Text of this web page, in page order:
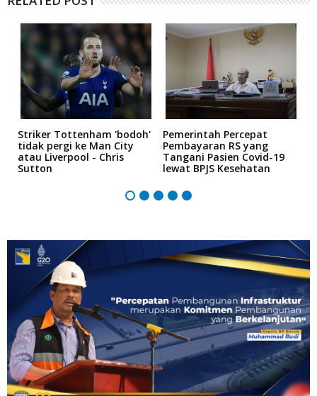
Striker Tottenham 'bodoh'
tidak pergi ke Man City
atau Liverpool - Chris
Sutton
Pemerintah Percepat
Pembayaran RS yang
Tangani Pasien Covid-19
lewat BPJS Kesehatan